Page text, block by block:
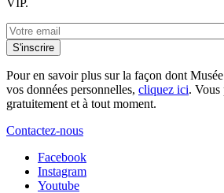
Pour en savoir plus sur la façon dont
vos données personnelles, cliquez ici. Vous
gratuitement et à tout moment.
Contactez-nous
Facebook
Instagram
Youtube